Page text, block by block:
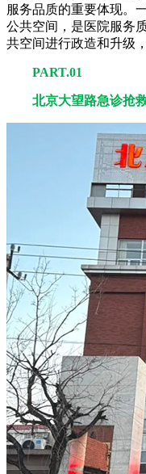
服务品质的重要体现。
公共空间，是医院服务
共空间进行政造和升级
PART.01
北京大望路急诊抢